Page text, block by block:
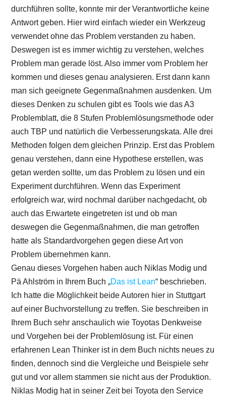
durchführen sollte, konnte mir der Verantwortliche keine
Antwort geben. Hier wird einfach wieder ein Werkzeug
verwendet ohne das Problem verstanden zu haben.
Deswegen ist es immer wichtig zu verstehen, welches
Problem man gerade löst. Also immer vom Problem her
kommen und dieses genau analysieren. Erst dann kann
man sich geeignete Gegenmaßnahmen ausdenken. Um
dieses Denken zu schulen gibt es Tools wie das A3
Problemblatt, die 8 Stufen Problemlösungsmethode oder
auch TBP und natürlich die Verbesserungskata. Alle drei
Methoden folgen dem gleichen Prinzip. Erst das Problem
genau verstehen, dann eine Hypothese erstellen, was
getan werden sollte, um das Problem zu lösen und ein
Experiment durchführen. Wenn das Experiment
erfolgreich war, wird nochmal darüber nachgedacht, ob
auch das Erwartete eingetreten ist und ob man
deswegen die Gegenmaßnahmen, die man getroffen
hatte als Standardvorgehen gegen diese Art von
Problem übernehmen kann.
Genau dieses Vorgehen haben auch Niklas Modig und
Pä Ahlström in Ihrem Buch „Das ist Lean“ beschrieben.
Ich hatte die Möglichkeit beide Autoren hier in Stuttgart
auf einer Buchvorstellung zu treffen. Sie beschreiben in
Ihrem Buch sehr anschaulich wie Toyotas Denkweise
und Vorgehen bei der Problemlösung ist. Für einen
erfahrenen Lean Thinker ist in dem Buch nichts neues zu
finden, dennoch sind die Vergleiche und Beispiele sehr
gut und vor allem stammen sie nicht aus der Produktion.
Niklas Modig hat in seiner Zeit bei Toyota den Service